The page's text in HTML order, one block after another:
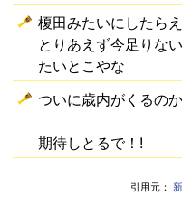
榎田みたいにしたら
とりあえず今足りな
たいとこやな
ついに歳内がくるのか
期待しとるで！!
引用元：